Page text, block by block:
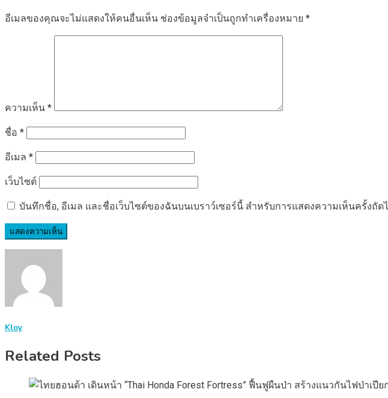
อีเมลของคุณจะไม่แสดงให้คนอื่นเห็น ช่องข้อมูลจำเป็นถูกทำเครื่องหมาย *
ความเห็น *
ชื่อ *
อีเมล *
เว็บไซต์
บันทึกชื่อ, อีเมล และชื่อเว็บไซต์ของฉันบนเบราว์เซอร์นี้ สำหรับการแสดงความเห็นครั้งถัด
Kloy
Related Posts